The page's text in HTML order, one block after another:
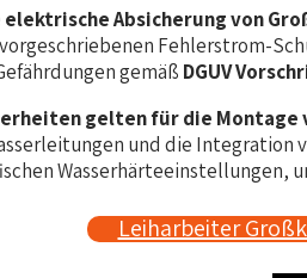
Absicherung von
Fehlerstrom-
gemäß DGUV
gelten für die Montage
und die Integration
Wasserhärteeinstellungen,
Leiharbeiter